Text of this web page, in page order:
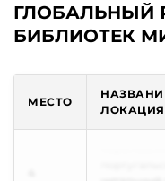
ГЛОБАЛЬНЫЙ
БИБЛИОТЕК
МЕСТО
ЛОКАЦИЯ